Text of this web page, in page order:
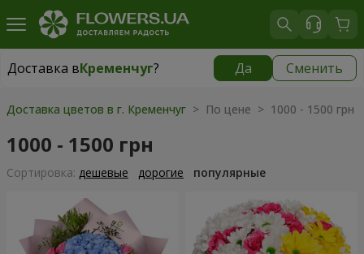
Доставка вКременчуг? Да Сменить
Доставка вКременчуг|
Доставка цветов в г. Кременчуг > По цене > 1000 - 1500 грн
1000 - 1500 грн
Cортировка: дешевые дорогие популярные